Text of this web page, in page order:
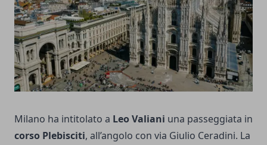
Milano ha intitolato a Leo Valiani una passeggiata in
corso Plebisciti, all’angolo con via Giulio Ceradini. La